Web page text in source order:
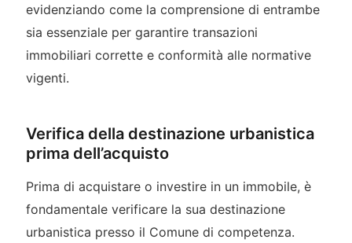
evidenziando come la comprensione di entrambe
sia essenziale per garantire transazioni
immobiliari corrette e conformità alle normative
vigenti.
Verifica della destinazione urbanistica
prima dell’acquisto
Prima di acquistare o investire in un immobile, è
fondamentale verificare la sua destinazione
urbanistica presso il Comune di competenza.